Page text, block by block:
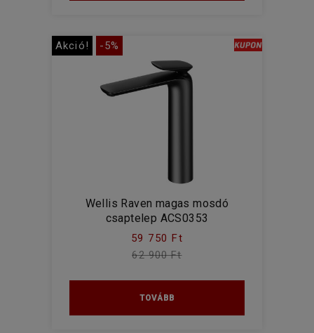
Akció! -5%
Wellis Raven magas mosdó
csaptelep ACS0353
59 750 Ft
62 900 Ft
TOVÁBB